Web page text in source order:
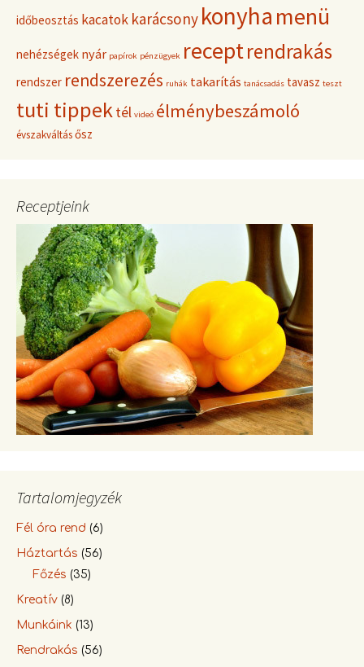
időbeosztás kacatok karácsony konyhamenü
nehézségek nyár papírok pénzügyek receptrendrakás
rendszer rendszerezés ruhák takarítás tanácsadás tavasz teszt
tuti tippektél videó élménybeszámoló
évszakváltásősz
Receptjeink
Tartalomjegyzék
Fél óra rend (6)
Háztartás (56)
Főzés (35)
Kreatív (8)
Munkáink (13)
Rendrakás (56)